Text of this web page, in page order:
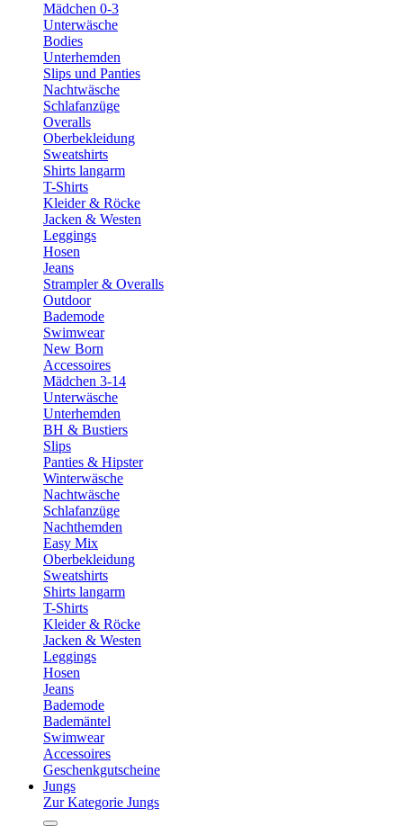
Mädchen 0-3
Unterwäsche
Bodies
Unterhemden
Slips und Panties
Nachtwäsche
Schlafanzüge
Overalls
Oberbekleidung
Sweatshirts
Shirts langarm
T-Shirts
Kleider & Röcke
Jacken & Westen
Leggings
Hosen
Jeans
Strampler & Overalls
Outdoor
Bademode
Swimwear
New Born
Accessoires
Mädchen 3-14
Unterwäsche
Unterhemden
BH & Bustiers
Slips
Panties & Hipster
Winterwäsche
Nachtwäsche
Schlafanzüge
Nachthemden
Easy Mix
Oberbekleidung
Sweatshirts
Shirts langarm
T-Shirts
Kleider & Röcke
Jacken & Westen
Leggings
Hosen
Jeans
Bademode
Bademäntel
Swimwear
Accessoires
Geschenkgutscheine
Jungs
Zur Kategorie Jungs